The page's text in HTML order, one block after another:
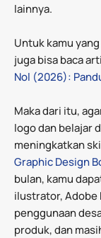
lainnya.
Untuk kamu
juga bisa baca
Nol (2026):
Maka dari itu,
logo dan belajar
meningkatkan
Graphic Design
bulan, kamu
ilustrator, Adobe
penggunaan
produk, dan